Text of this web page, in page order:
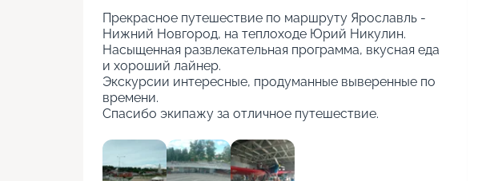
Прекрасное путешествие по маршруту Ярославль -
Нижний Новгород, на теплоходе Юрий Никулин.
Насыщенная развлекательная программа, вкусная еда
и хороший лайнер.
Экскурсии интересные, продуманные выверенные по
времени.
Спасибо экипажу за отличное путешествие.